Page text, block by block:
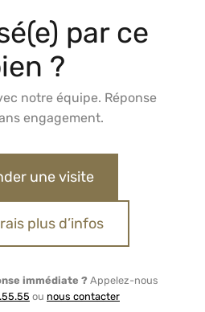
par ce
?
notre équipe. Réponse
engagement.
une visite
plus d’infos
immédiate ? Appelez-nous
ou nous contacter